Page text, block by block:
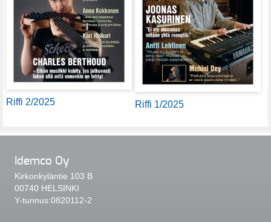
Riffi 2/2025 Riffi 1/2025
Idemco Oy
Kirkonkyläntie 103 B
00740 HELSINKI
Y-tunnus:0820112-2